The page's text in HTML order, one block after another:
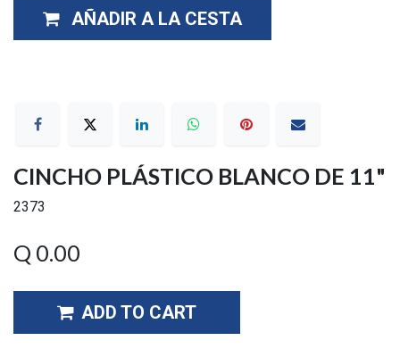
AÑADIR A LA CESTA
CINCHO PLÁSTICO BLANCO DE 11"
2373
Q 0.00
ADD TO CART